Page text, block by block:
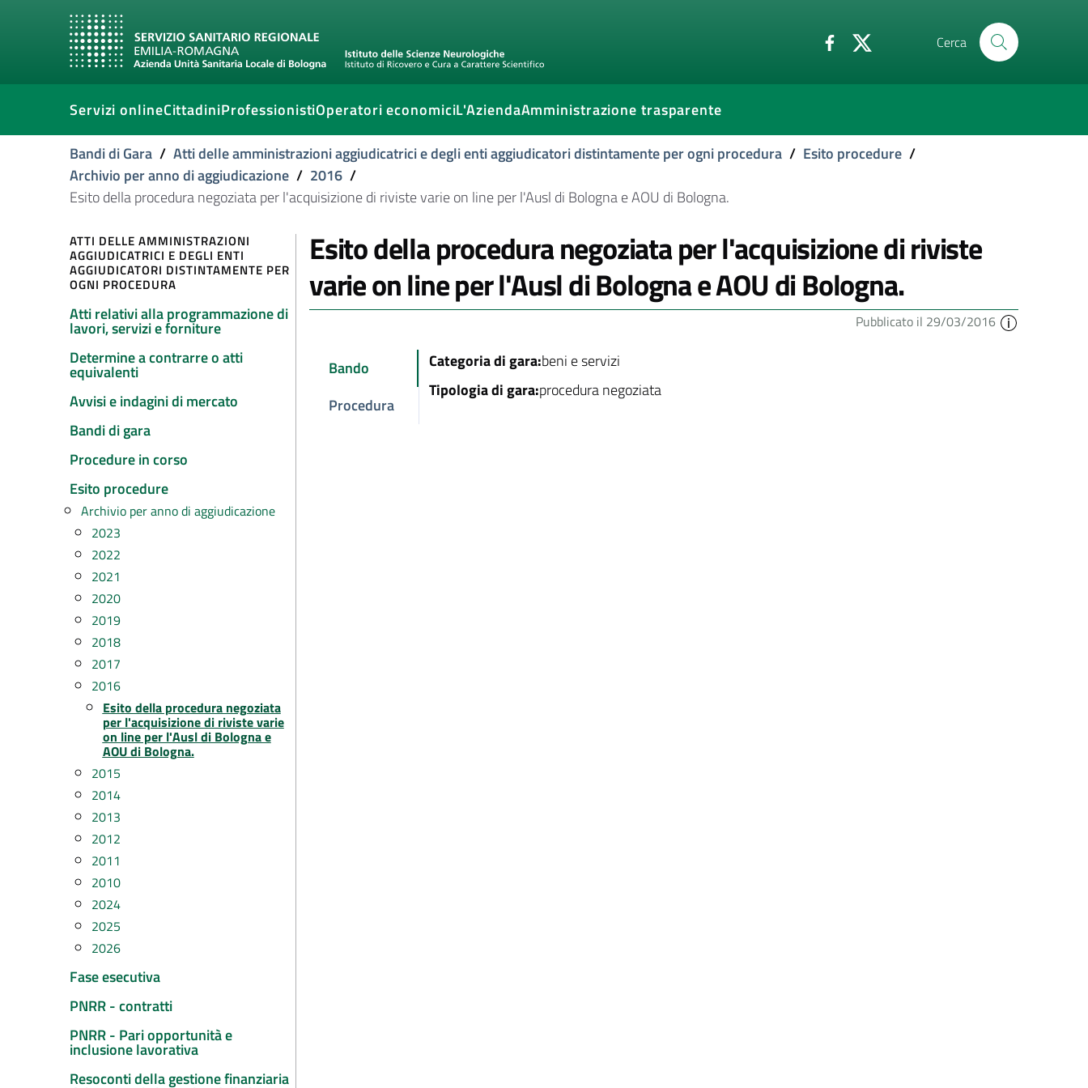
Cerca
Servizi onlineCittadiniProfessionistiOperatori economiciL'AziendaAmministrazione trasparente
Bandi di Gara / Atti delle amministrazioni aggiudicatrici e degli enti aggiudicatori distintamente per ogni procedura / Esito procedure /
Archivio per anno di aggiudicazione / 2016 /
Esito della procedura negoziata per l'acquisizione di riviste varie on line per l'Ausl di Bologna e AOU di Bologna.
ATTI DELLE AMMINISTRAZIONI
AGGIUDICATRICI E DEGLI ENTI
AGGIUDICATORI DISTINTAMENTE PER
OGNI PROCEDURA
Atti relativi alla programmazione di
lavori, servizi e forniture
Determine a contrarre o atti
equivalenti
Avvisi e indagini di mercato
Bandi di gara
Procedure in corso
Esito procedure
Archivio per anno di aggiudicazione
2023
2022
2021
2020
2019
2018
2017
2016
Esito della procedura negoziata
per l'acquisizione di riviste varie
on line per l'Ausl di Bologna e
AOU di Bologna.
2015
2014
2013
2012
2011
2010
2024
2025
2026
Fase esecutiva
PNRR - contratti
PNRR - Pari opportunità e
inclusione lavorativa
Resoconti della gestione finanziaria
Esito della procedura negoziata per l'acquisizione di riviste
varie on line per l'Ausl di Bologna e AOU di Bologna.
Pubblicato il 29/03/2016
Bando
Procedura
Categoria di gara:beni e servizi
Tipologia di gara:procedura negoziata